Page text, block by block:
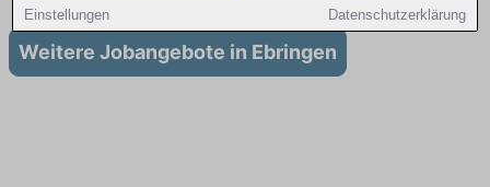
Einstellungen Datenschutzerklärung
Weitere Jobangebote in Ebringen